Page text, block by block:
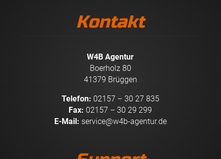
Kontakt
W4B Agentur
Boerholz 80
41379 Brüggen
Telefon: 02157 – 30 27 835
Fax: 02157 – 30 29 299
E-Mail: service@w4b-agentur.de